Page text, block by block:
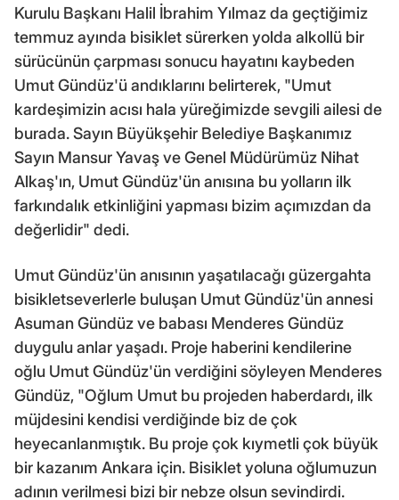
Kurulu Başkanı Halil İbrahim Yılmaz da geçtiğimiz
temmuz ayında bisiklet sürerken yolda alkollü bir
sürücünün çarpması sonucu hayatını kaybeden
Umut Gündüz'ü andıklarını belirterek, "Umut
kardeşimizin acısı hala yüreğimizde sevgili ailesi de
burada. Sayın Büyükşehir Belediye Başkanımız
Sayın Mansur Yavaş ve Genel Müdürümüz Nihat
Alkaş'ın, Umut Gündüz'ün anısına bu yolların ilk
farkındalık etkinliğini yapması bizim açımızdan da
değerlidir" dedi.
Umut Gündüz'ün anısının yaşatılacağı güzergahta
bisikletseverlerle buluşan Umut Gündüz'ün annesi
Asuman Gündüz ve babası Menderes Gündüz
duygulu anlar yaşadı. Proje haberini kendilerine
oğlu Umut Gündüz'ün verdiğini söyleyen Menderes
Gündüz, "Oğlum Umut bu projeden haberdardı, ilk
müjdesini kendisi verdiğinde biz de çok
heyecanlanmıştık. Bu proje çok kıymetli çok büyük
bir kazanım Ankara için. Bisiklet yoluna oğlumuzun
adının verilmesi bizi bir nebze olsun sevindirdi.